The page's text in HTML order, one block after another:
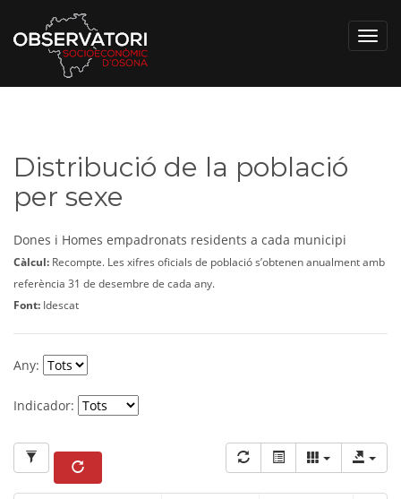
Distribució de la població
per sexe
Dones i Homes empadronats residents a cada municipi
Càlcul: Recompte. Les xifres oficials de població s’obtenen anualment amb
referència 31 de desembre de cada any.
Font: Idescat
Any:
Indicador: